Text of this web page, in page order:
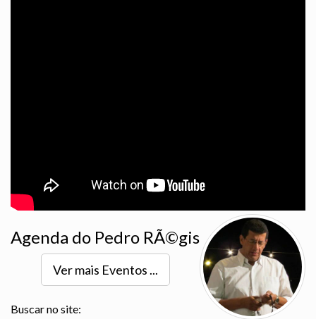
Agenda do Pedro RÃ©gis
Ver mais Eventos ...
Buscar no site: